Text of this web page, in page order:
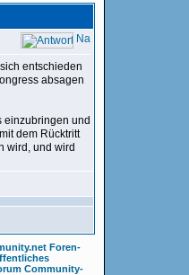
entschieden
absagen
einzubringen und
dem Rücktritt
wird, und wird
Foren-
Community-